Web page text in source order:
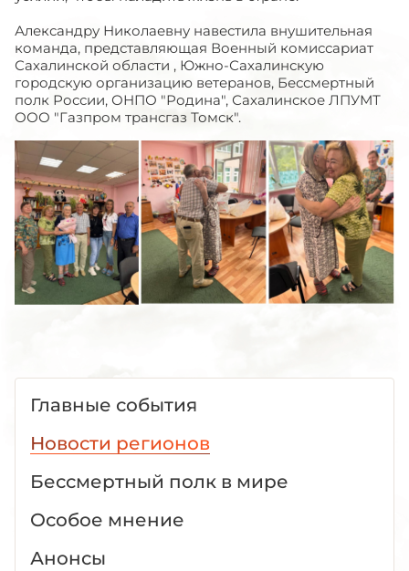
Александру Николаевну навестила внушительная
команда, представляющая Военный комиссариат
Сахалинской области , Южно-Сахалинскую
городскую организацию ветеранов, Бессмертный
полк России, ОНПО "Родина", Сахалинское ЛПУМТ
ООО "Газпром трансгаз Томск".
Главные события
Новости регионов
Бессмертный полк в мире
Особое мнение
Анонсы